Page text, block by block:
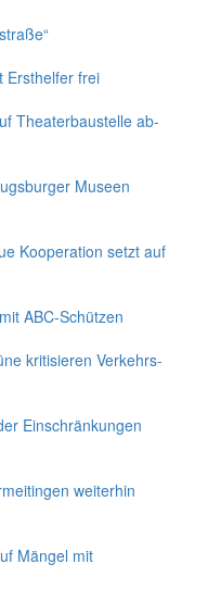
Erst­hel­fer frei
Thea­ter­bau­stel­le ab­
Museen
Kooperation setzt auf
ABC-Schüt­zen
kritisieren Verkehrs-
Einschränkungen
weiterhin
Mängel mit